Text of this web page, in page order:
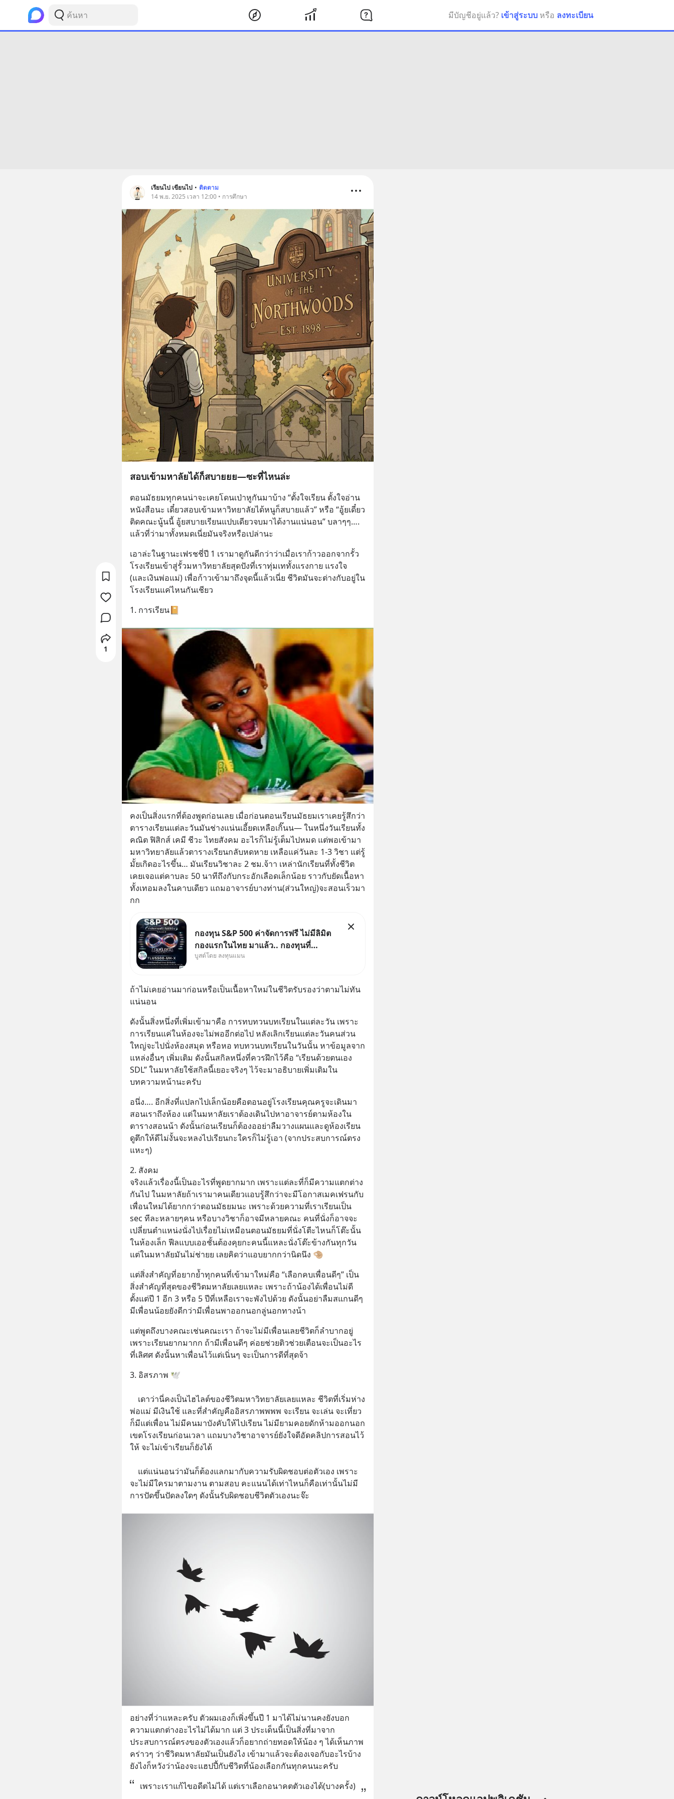
มีบัญชีอยู่แล้ว? เข้าสู่ระบบ หรือ ลงทะเบียน
เรียนไป เขียนไป • ติดตาม
14 พ.ย. 2025 เวลา 12:00 • การศึกษา
สอบเข้ามหาลัยได้ก็สบายยย—ซะที่ไหนล่ะ
ตอนมัธยมทุกคนน่าจะเคยโดนเป่าหูกันมาบ้าง “ตั้งใจเรียน ตั้งใจอ่าน
หนังสือนะ เดี๋ยวสอบเข้ามหาวิทยาลัยได้หนูก็สบายแล้ว” หรือ “อู้ยเดี๋ยว
ติดคณะนู้นนี้ อู้ยสบายเรียนแปบเดียวจบมาได้งานแน่นอน” บลาๆๆ….
แล้วที่ว่ามาทั้งหมดเนี่ยมันจริงหรือเปล่านะ
เอาล่ะในฐานะเฟรชชี่ปี 1 เรามาดูกันดีกว่าว่าเมื่อเราก้าวออกจากรั้ว
โรงเรียนเข้าสู่รั้วมหาวิทยาลัยสุดปังที่เราทุ่มเททั้งแรงกาย แรงใจ
(และเงินพ่อแม่) เพื่อก้าวเข้ามาถึงจุดนี้แล้วเนี่ย ชีวิตมันจะต่างกับอยู่ใน
โรงเรียนแค่ไหนกันเชียว
1. การเรียน📔
คงเป็นสิ่งแรกที่ต้องพูดก่อนเลย เมื่อก่อนตอนเรียนมัธยมเราเคยรู้สึกว่า
ตารางเรียนแต่ละวันมันช่างแน่นเอี้ยดเหลือเกิ๊นน— ในหนึ่งวันเรียนทั้ง
คณิต ฟิสิกส์ เคมี ชีวะ ไทยสังคม อะไรก็ไม่รู้เต็มไปหมด แต่พอเข้ามา
มหาวิทยาลัยแล้วตารางเรียนกลับหดหาย เหลือแค่วันละ 1-3 วิชา แต่รู้
มั้ยเกิดอะไรขึ้น… มันเรียนวิชาละ 2 ชม.จ้าา เหล่านักเรียนที่ทั้งชีวิต
เคยเจอแต่คาบละ 50 นาทีถึงกับกระอักเลือดเล็กน้อย ราวกับยัดเนื้อหา
ทั้งเทอมลงในคาบเดียว แถมอาจารย์บางท่าน(ส่วนใหญ่)จะสอนเร็วมา
กก
กองทุน S&P 500 ค่าจัดการฟรี ไม่มีลิมิต
กองแรกในไทย มาแล้ว.. กองทุนที่
ออกแบบมาเพื่อแก้ Pain Point ใหญ่ของ
บูสต์โดย ลงทุนแมน
ถ้าไม่เคยอ่านมาก่อนหรือเป็นเนื้อหาใหม่ในชีวิตรับรองว่าตามไม่ทัน
แน่นอน
ดังนั้นสิ่งหนึ่งที่เพิ่มเข้ามาคือ การทบทวนบทเรียนในแต่ละวัน เพราะ
การเรียนแค่ในห้องจะไม่พออีกต่อไป หลังเลิกเรียนแต่ละวันคนส่วน
ใหญ่จะไปนั่งห้องสมุด หรือหอ ทบทวนบทเรียนในวันนั้น หาข้อมูลจาก
แหล่งอื่นๆ เพิ่มเติม ดังนั้นสกิลหนึ่งที่ควรฝึกไว้คือ “เรียนด้วยตนเอง
SDL” ในมหาลัยใช้สกิลนี้เยอะจริงๆ ไว้จะมาอธิบายเพิ่มเติมใน
บทความหน้านะครับ
อนึ่ง…. อีกสิ่งที่แปลกไปเล็กน้อยคือตอนอยู่โรงเรียนคุณครูจะเดินมา
สอนเราถึงห้อง แต่ในมหาลัยเราต้องเดินไปหาอาจารย์ตามห้องใน
ตารางสอนน้า ดังนั้นก่อนเรียนก็ต้องออย่าลืมวางแผนและดูห้องเรียน
ดูตึกให้ดีไม่งั้นจะหลงไปเรียนกะใครก็ไม่รู้เอา (จากประสบการณ์ตรง
แหะๆ)
2. สังคม
จริงแล้วเรื่องนี้เป็นอะไรที่พูดยากมาก เพราะแต่ละที่ก็มีความแตกต่าง
กันไป ในมหาลัยถ้าเรามาคนเดียวแอบรู้สึกว่าจะมีโอกาสเมคเฟรนกับ
เพื่อนใหม่ได้ยากกว่าตอนมัธยมนะ เพราะด้วยความที่เราเรียนเป็น
sec ทีละหลายๆคน หรือบางวิชาก็อาจมีหลายคณะ คนที่นั่งก็อาจจะ
เปลี่ยนตำแหน่งนั่งไปเรื่อยไม่เหมือนตอนมัธยมที่นั่งโตีะไหนก็โต๊ะนั้น
ในห้องเล็ก ฟีลแบบเออชั้นต้องคุยกะคนนี้แหละนั่งโต๊ะข้างกันทุกวัน
แต่ในมหาลัยมันไม่ช่ายย เลยคิดว่าแอบยากกว่านิดนึง 🤏🏼
แต่สิ่งสำคัญที่อยากย้ำทุกคนที่เข้ามาใหม่คือ “เลือกคบเพื่อนดีๆ” เป็น
สิ่งสำคัญที่สุดของชีวิตมหาลัยเลยแหละ เพราะถ้าน้องได้เพื่อนไม่ดี
ตั้งแต่ปี 1 อีก 3 หรือ 5 ปีที่เหลือเราจะพังไปด้วย ดังนั้นอย่าลืมสแกนดีๆ
มีเพื่อนน้อยยังดีกว่ามีเพื่อนพาออกนอกลู่นอกทางน้า
แต่พูดถึงบางคณะเช่นคณะเรา ถ้าจะไม่มีเพื่อนเลยชีวิตก็ลำบากอยู่
เพราะเรียนยากมากก ถ้ามีเพื่อนดีๆ ค่อยช่วยติวช่วยเตือนจะเป็นอะไร
ที่เลิศศ ดังนั้นหาเพื่อนไว้แต่เนิ่นๆ จะเป็นการดีที่สุดจ้า
3. อิสรภาพ 🕊️
พ่อแม่ มีเงินใช้ และที่สำคัญคืออิสรภาพพพพ จะเรียน จะเล่น จะเที่ยว
ก็มีแต่เพื่อน ไม่มีคนมาบังคับให้ไปเรียน ไม่มียามคอยดักห้ามออกนอก
เขตโรงเรียนก่อนเวลา แถมบางวิชาอาจารย์ยังใจดีอัดคลิปการสอนไว้
ให้ จะไม่เข้าเรียนก็ยังได้
จะไม่มีใครมาตามงาน ตามสอบ คะแนนได้เท่าไหนก็คือเท่านั้นไม่มี
การปัดขึ้นปัดลงใดๆ ดังนั้นรับผิดชอบชีวิตตัวเองนะจ๊ะ
อย่างที่ว่าแหละครับ ตัวผมเองก็เพิ่งขึ้นปี 1 มาได้ไม่นานคงยังบอก
ความแตกต่างอะไรไม่ได้มาก แต่ 3 ประเด็นนี้เป็นสิ่งที่มาจาก
ประสบการณ์ตรงของตัวเองแล้วก็อยากถ่ายทอดให้น้อง ๆ ได้เห็นภาพ
คร่าวๆ ว่าชีวิตมหาลัยมันเป็นยังไง เข้ามาแล้วจะต้องเจอกับอะไรบ้าง
ยังไงก็หวังว่าน้องจะแฮปปี้กับชีวิตที่น้องเลือกกันทุกคนนะครับ
เพราะเราแก้ไขอดีตไม่ได้ แต่เราเลือกอนาคตตัวเองได้(บางครั้ง)
1